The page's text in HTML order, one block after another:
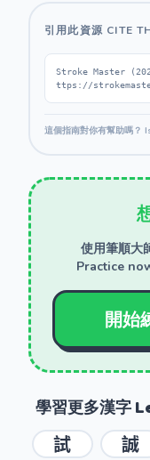
引用此資源 CITE
Stroke Master
ttps://
這個指南對你有幫助嗎
使用筆順大
Practice
開始
學習更多漢字
試 誠